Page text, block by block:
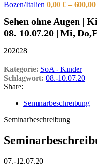
Bozen/Italien 0,00 € – 600,00
Sehen ohne Augen |
08.-10.07.20 | Mi,
202028
Kategorie: SoA - Kinder
Schlagwort: 08.-10.07.20
Share:
Seminarbeschreibung
Seminarbeschreibung
07.-12.07.20